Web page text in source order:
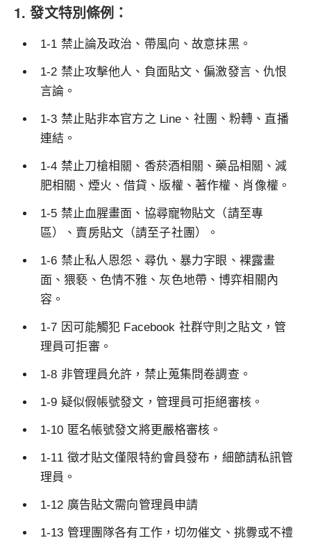
1. 發文特別條例：
1-1 禁止論及政治、帶風向、故意抹黑。
1-2 禁止攻擊他人、負面貼文、偏激發言、仇恨
言論。
1-3 禁止貼非本官方之 Line、社團、粉轉、直播
連結。
1-4 禁止刀槍相關、香菸酒相關、藥品相關、減
肥相關、煙火、借貸、版權、著作權、肖像權。
1-5 禁止血腥畫面、協尋寵物貼文（請至專
區）、賣房貼文（請至子社團）。
1-6 禁止私人恩怨、尋仇、暴力字眼、裸露畫
面、猥褻、色情不雅、灰色地帶、博弈相關內
容。
1-7 因可能觸犯 Facebook 社群守則之貼文，管
理員可拒審。
1-8 非管理員允許，禁止蒐集問卷調查。
1-9 疑似假帳號發文，管理員可拒絕審核。
1-10 匿名帳號發文將更嚴格審核。
1-11 徵才貼文僅限特約會員發布，細節請私訊管
理員。
1-12 廣告貼文需向管理員申請
1-13 管理團隊各有工作，切勿催文、挑釁或不禮